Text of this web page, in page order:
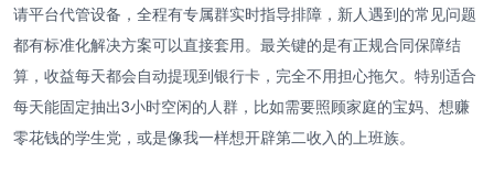
请平台代管设备，全程有专属群实时指导排障，新人遇到的常见问题
都有标准化解决方案可以直接套用。最关键的是有正规合同保障结
算，收益每天都会自动提现到银行卡，完全不用担心拖欠。特别适合
每天能固定抽出3小时空闲的人群，比如需要照顾家庭的宝妈、想赚
零花钱的学生党，或是像我一样想开辟第二收入的上班族。